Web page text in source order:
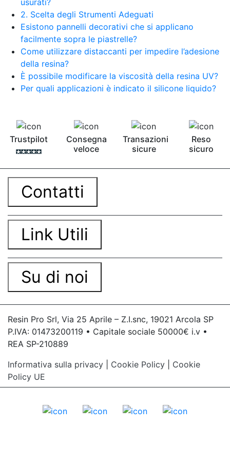
2. Scelta degli Strumenti Adeguati
Esistono pannelli decorativi che si applicano
facilmente sopra le piastrelle?
Come utilizzare distaccanti per impedire l’adesione
della resina?
È possibile modificare la viscosità della resina UV?
Per quali applicazioni è indicato il silicone liquido?
Trustpilot
Consegna
veloce
Transazioni
sicure
Reso
sicuro
Contatti
Link Utili
Su di noi
Resin Pro Srl, Via 25 Aprile – Z.I.snc, 19021 Arcola SP
P.IVA: 01473200119 • Capitale sociale 50000€ i.v •
REA SP-210889
Informativa sulla privacy
Cookie Policy
Cookie
Policy UE